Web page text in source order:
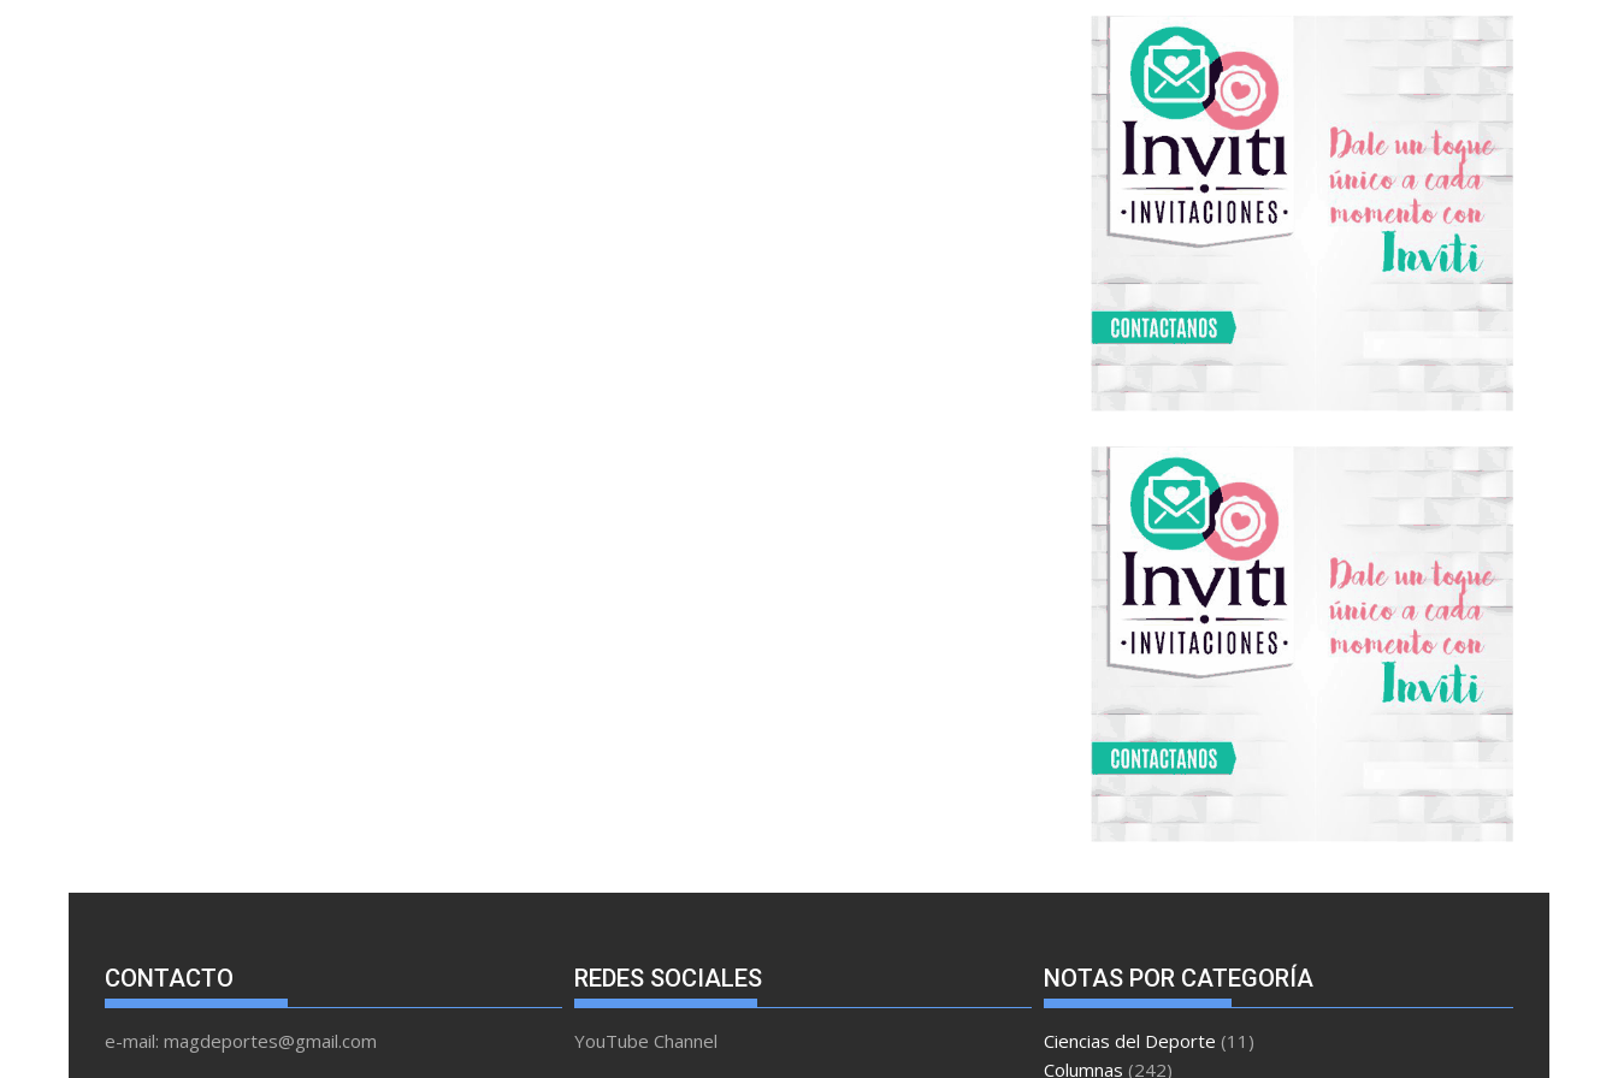
CONTACTO
e-mail: magdeportes@gmail.com
REDES SOCIALES
YouTube Channel
NOTAS POR CATEGORÍA
Ciencias del Deporte (11)
Columnas (242)